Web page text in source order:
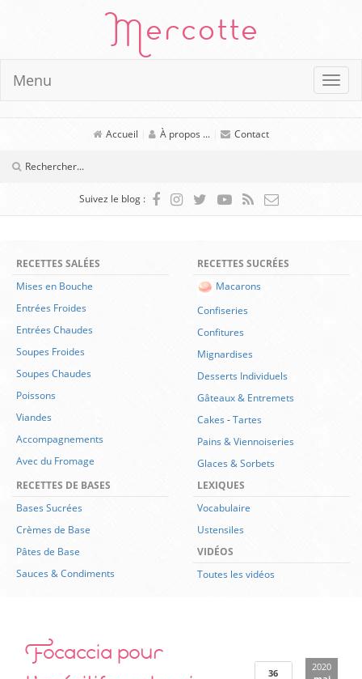
Mercotte
Menu
Accueil À propos ... Contact
Suivez le blog :
RECETTES SALÉES
Mises en Bouche
Entrées Froides
Entrées Chaudes
Soupes Froides
Soupes Chaudes
Poissons
Viandes
Accompagnements
Avec du Fromage
RECETTES SUCRÉES
Macarons
Confiseries
Confitures
Mignardises
Desserts Individuels
Gâteaux & Entremets
Cakes-Tartes
Pains & Viennoiseries
Glaces & Sorbets
RECETTES DE BASES
Bases Sucrées
Crèmes de Base
Pâtes de Base
Sauces & Condiments
LEXIQUES
Vocabulaire
Ustensiles
VIDÉOS
Toutes les vidéos
Focaccia pour
36
2020